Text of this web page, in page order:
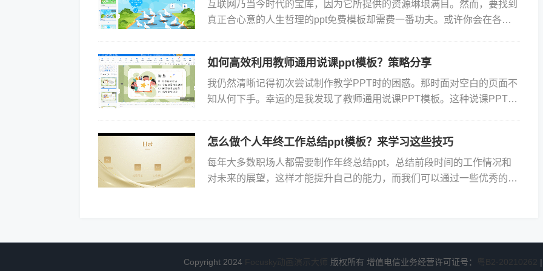
互联网乃当今时代的宝库，因为它所提供的资源琳琅满目。然而，要找到
真正合心意的人生哲理的ppt免费模板却需费一番功夫。或许你会在各大
如何高效利用教师通用说课ppt模板？策略分享
我仍然清晰记得初次尝试制作教学PPT时的困惑。那时面对空白的页面不
知从何下手。幸运的是我发现了教师通用说课PPT模板。这种说课PPT模
怎么做个人年终工作总结ppt模板？来学习这些技巧
每年大多数职场人都需要制作年终总结ppt，总结前段时间的工作情况和
对未来的展望，这样才能提升自己的能力，而我们可以通过一些优秀的个
Copyright 2024 Focusky动画演示大师 版权所有 增值电信业务经营许可证号： 粤B2-20210262 |